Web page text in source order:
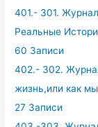
401.- 301.
Реальные
60 Записи
402.- 302.
жизнь,или как
27 Записи